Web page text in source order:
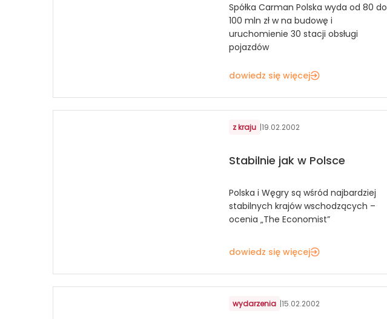
Spółka Carman Polska wyda od 80 do
100 mln zł w na budowę i
uruchomienie 30 stacji obsługi
pojazdów
dowiedz się więcej
z kraju |19.02.2002
Stabilnie jak w Polsce
Polska i Węgry są wśród najbardziej
stabilnych krajów wschodzących –
ocenia „The Economist”
dowiedz się więcej
wydarzenia |15.02.2002